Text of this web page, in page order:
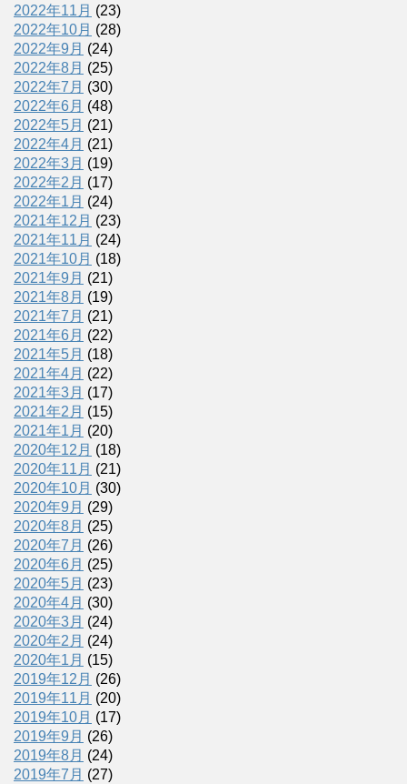
2022年11月 (23)
2022年10月 (28)
2022年9月 (24)
2022年8月 (25)
2022年7月 (30)
2022年6月 (48)
2022年5月 (21)
2022年4月 (21)
2022年3月 (19)
2022年2月 (17)
2022年1月 (24)
2021年12月 (23)
2021年11月 (24)
2021年10月 (18)
2021年9月 (21)
2021年8月 (19)
2021年7月 (21)
2021年6月 (22)
2021年5月 (18)
2021年4月 (22)
2021年3月 (17)
2021年2月 (15)
2021年1月 (20)
2020年12月 (18)
2020年11月 (21)
2020年10月 (30)
2020年9月 (29)
2020年8月 (25)
2020年7月 (26)
2020年6月 (25)
2020年5月 (23)
2020年4月 (30)
2020年3月 (24)
2020年2月 (24)
2020年1月 (15)
2019年12月 (26)
2019年11月 (20)
2019年10月 (17)
2019年9月 (26)
2019年8月 (24)
2019年7月 (27)